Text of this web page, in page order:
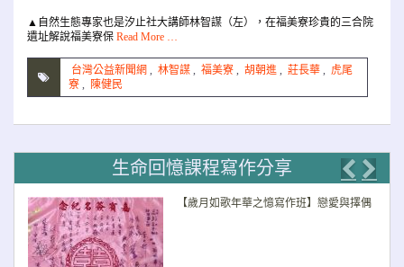
▲自然生態專家也是汐止社大講師林智謀（左），在福美寮珍貴的三合院
遺址解說福美寮保 Read More …
台灣公益新聞網 , 林智謀 , 福美寮 , 胡朝進 , 莊長華 , 虎尾
寮 , 陳健民
生命回憶課程寫作分享
【歲月如歌年華之憶寫作班】戀愛與擇偶